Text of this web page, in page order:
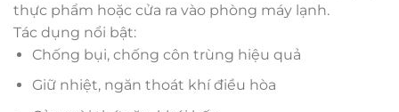
thực phẩm hoặc cửa ra vào phòng máy lạnh.
Tác dụng nổi bật:
Chống bụi, chống côn trùng hiệu quả
Giữ nhiệt, ngăn thoát khí điều hòa